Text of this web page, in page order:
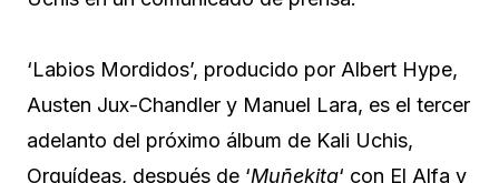
‘Labios Mordidos’, producido por Albert Hype,
Austen Jux-Chandler y Manuel Lara, es el tercer
adelanto del próximo álbum de Kali Uchis,
Orquídeas, después de ‘Muñekita‘ con El Alfa y